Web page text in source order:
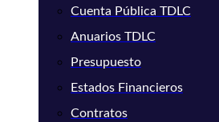
Cuenta Pública TDLC
Anuarios TDLC
Presupuesto
Estados Financieros
Contratos